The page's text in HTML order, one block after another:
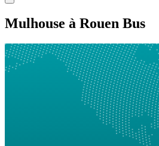
Mulhouse à Rouen Bus